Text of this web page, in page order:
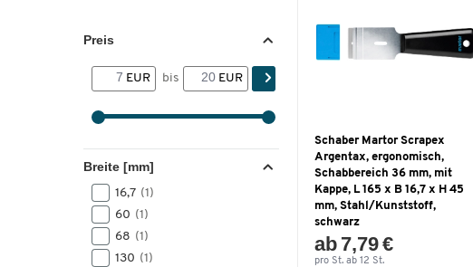
Preis
EUR bis EUR
Breite [mm]
16,7 (1)
60 (1)
68 (1)
130 (1)
Schaber Martor Scrapex
Argentax, ergonomisch,
Schabbereich 36 mm, mit
Kappe, L 165 x B 16,7 x H 45
mm, Stahl/Kunststoff,
schwarz
ab 7,79 €
pro St. ab 12 St.